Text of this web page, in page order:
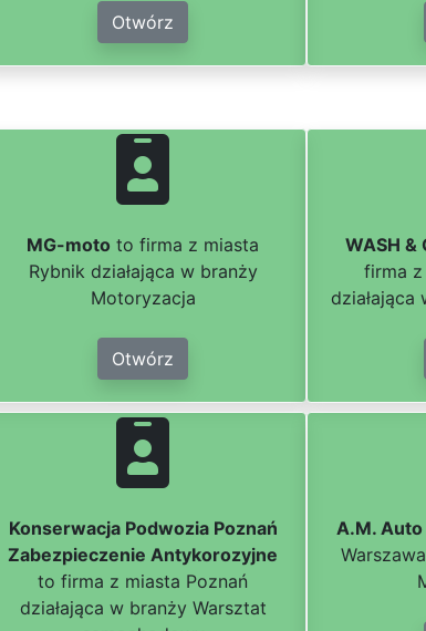
Otwórz
MG-moto to firma z miasta
Rybnik działająca w branży
Motoryzacja
Otwórz
WASH &
firma z
Konserwacja Podwozia Poznań
Zabezpieczenie Antykorozyjne
to firma z miasta Poznań
działająca w branży Warsztat
A.M. Auto